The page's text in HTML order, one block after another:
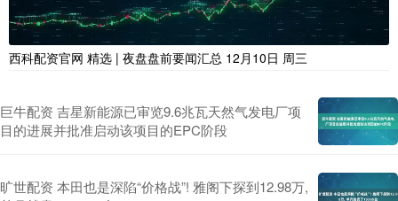
西科配资官网 精选 | 夜盘盘前要闻汇总 12月10日 周三
巨牛配资 吉星新能源已审览9.6兆瓦天然气发电厂项
目的进展并批准启动该项目的EPC阶段
旷世配资 本田也是深陷“价格战”! 雅阁下探到12.98万,